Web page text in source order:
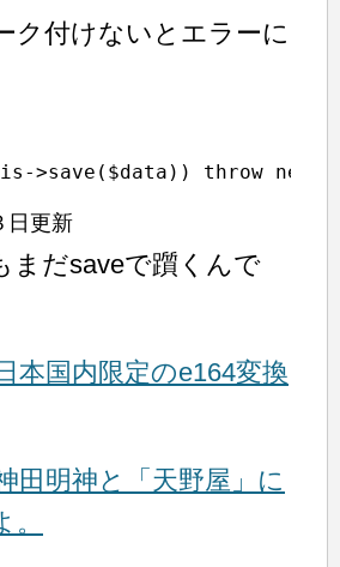
ク付けないとエラーに
>save($data)) throw new
日更新
まだsaveで躓くんで
本国内限定のe164変換
田明神と「天野屋」に